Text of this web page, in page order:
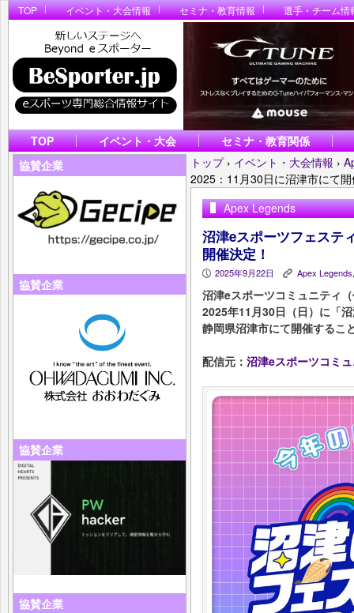
TOP イベント・大会情報 セミナ・教育情報 選手・チーム情
TOP イベント・大会
セミナ・教育関係
協賛企業
協賛企業
協賛企業
協賛企業
トップ › イベント・大会情報 ›
2025：11月30日に沼津市にて
Apex Legends
沼津eスポーツフェステ
開催決定！
P 2025年9月22日 K Apex Legends
沼津eスポーツコミュニティ
2025年11月30日（日）に「
静岡県沼津市にて開催するこ
配信元： 沼津eスポーツコミ